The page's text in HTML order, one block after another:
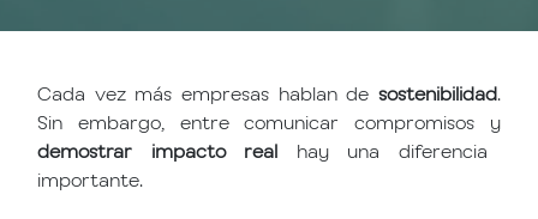
Cada vez más empresas hablan de sostenibilidad.
Sin embargo, entre comunicar compromisos y
demostrar impacto real hay una diferencia
importante.